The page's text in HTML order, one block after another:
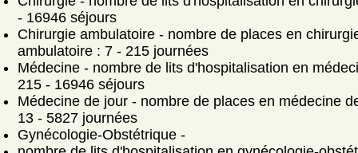
- 16946 séjours
Chirurgie ambulatoire - nombre de places en
ambulatoire : 7 - 215 journées
Médecine - nombre de lits d'hospitalisation en
215 - 16946 séjours
Médecine de jour - nombre de places en médecine
13 - 5827 journées
Gynécologie-Obstétrique -